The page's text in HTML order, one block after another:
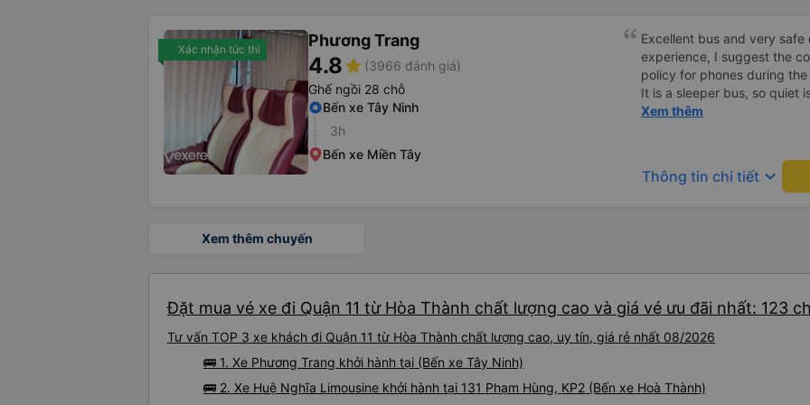
Xác nhận tức thì Phương Trang
4.8star (3966 đánh giá)
Ghế ngồi 28 chỗ
Bến xe Tây Ninh
3h
Bến xe Miền Tây
Excellent bus and very
experience, I suggest the
policy for phones during
It is a sleeper bus, so quiet
Wi-Fi password clearly
hơn, tôi góp ý nhà xe nên
lặng (tắt âm thanh điện
Xem thêm
Thông tin chi tiết keyboard_arrow_down
Xem thêm chuyến
Đặt mua vé xe đi Quận 11 từ Hòa Thành chất lượng cao và giá vé ưu đãi nhất: 123
Tư vấn TOP 3 xe khách đi Quận 11 từ Hòa Thành chất lượng cao, uy tín, giá rẻ nhất 08/2026
🚌 1. Xe Phương Trang khởi hành tại (Bến xe Tây Ninh)
🚌 2. Xe Huệ Nghĩa Limousine khởi hành tại 131 Phạm Hùng, KP2 (Bến xe Hoà Thành)